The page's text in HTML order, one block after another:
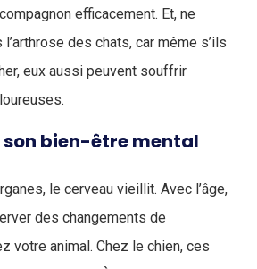
efficacement. Et, ne
des chats, car même s’ils
eux aussi peuvent souffrir
son bien-être mental
le cerveau vieillit. Avec l’âge,
des changements de
votre animal. Chez le chien, ces